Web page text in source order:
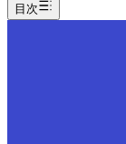
目次